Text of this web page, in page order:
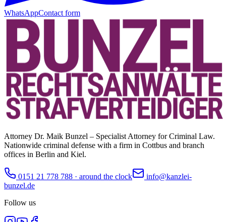
WhatsAppContact form
Attorney Dr. Maik Bunzel – Specialist Attorney for Criminal Law.
Nationwide criminal defense with a firm in Cottbus and branch
offices in Berlin and Kiel.
0151 21 778 788 · around the clock
info@kanzlei-
bunzel.de
Follow us